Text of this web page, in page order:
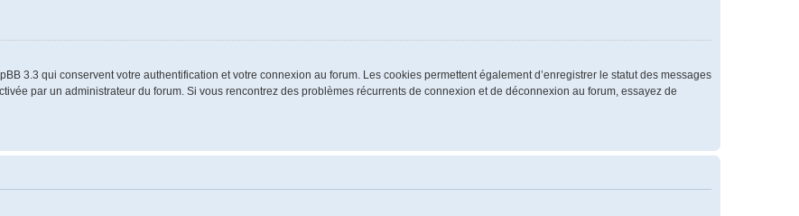
3.3 qui conservent votre authentification et votre connexion au forum. Les cookies permettent également d’enregistrer le statut des messages
par un administrateur du forum. Si vous rencontrez des problèmes récurrents de connexion et de déconnexion au forum, essayez de